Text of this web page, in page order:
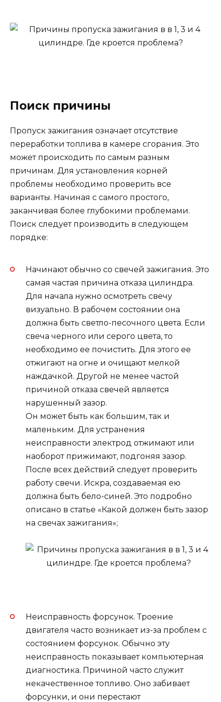
Поиск причины
Пропуск зажигания означает отсутствие
переработки топлива в камере сгорания. Это
может происходить по самым разным
причинам. Для установления корней
проблемы необходимо проверить все
варианты. Начиная с самого простого,
заканчивая более глубокими проблемами.
Поиск следует производить в следующем
порядке:
Начинают обычно со свечей зажигания. Это
самая частая причина отказа цилиндра.
Для начала нужно осмотреть свечу
визуально. В рабочем состоянии она
должна быть светло-песочного цвета. Если
свеча черного или серого цвета, то
необходимо ее почистить. Для этого ее
отжигают на огне и очищают мелкой
наждачкой. Другой не менее частой
причиной отказа свечей является
нарушенный зазор.
Он может быть как большим, так и
маленьким. Для устранения
неисправности электрод отжимают или
наоборот прижимают, подгоняя зазор.
После всех действий следует проверить
работу свечи. Искра, создаваемая ею
должна быть бело-синей. Это подробно
описано в статье «Какой должен быть зазор
на свечах зажигания»;
Неисправность форсунок. Троение
двигателя часто возникает из-за проблем с
состоянием форсунок. Обычно эту
неисправность показывает компьютерная
диагностика. Причиной часто служит
некачественное топливо. Оно забивает
форсунки, и они перестают